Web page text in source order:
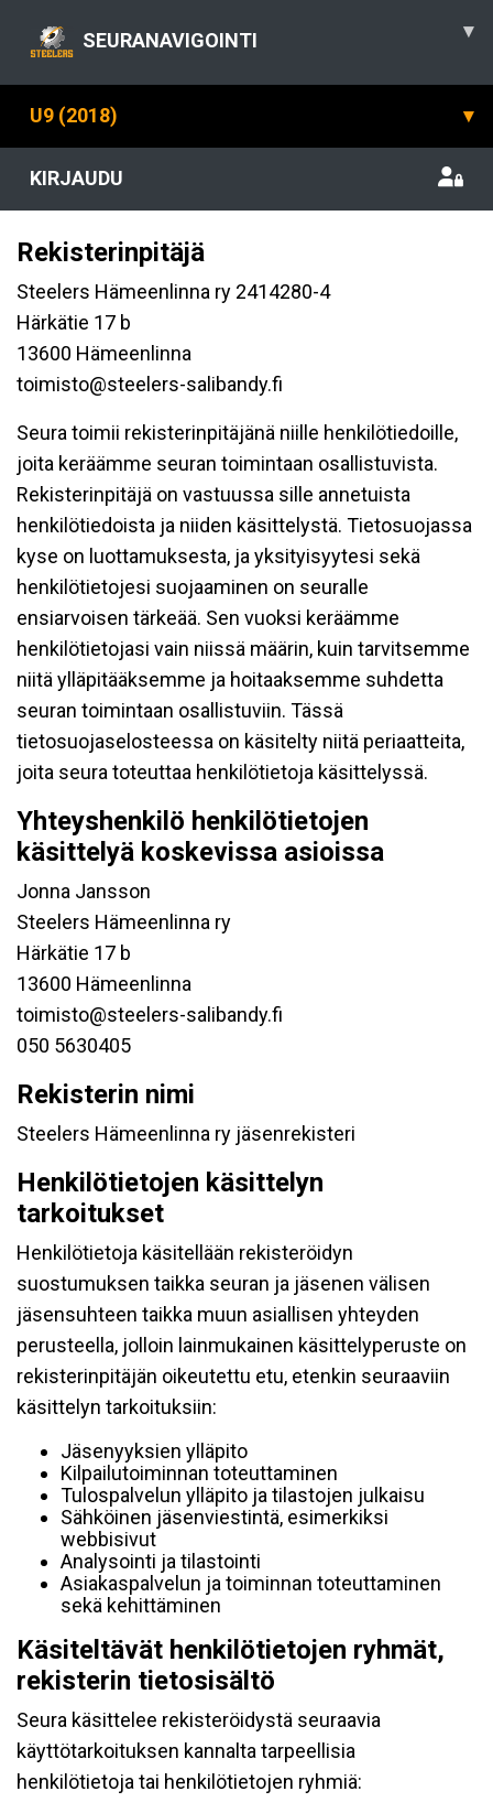
SEURANAVIGOINTI ▾
U9 (2018) ▾
KIRJAUDU
Rekisterinpitäjä
Steelers Hämeenlinna ry 2414280-4
Härkätie 17 b
13600 Hämeenlinna
toimisto@steelers-salibandy.fi
Seura toimii rekisterinpitäjänä niille henkilötiedoille,
joita keräämme seuran toimintaan osallistuvista.
Rekisterinpitäjä on vastuussa sille annetuista
henkilötiedoista ja niiden käsittelystä. Tietosuojassa
kyse on luottamuksesta, ja yksityisyytesi sekä
henkilötietojesi suojaaminen on seuralle
ensiarvoisen tärkeää. Sen vuoksi keräämme
henkilötietojasi vain niissä määrin, kuin tarvitsemme
niitä ylläpitääksemme ja hoitaaksemme suhdetta
seuran toimintaan osallistuviin. Tässä
tietosuojaselosteessa on käsitelty niitä periaatteita,
joita seura toteuttaa henkilötietoja käsittelyssä.
Yhteyshenkilö henkilötietojen
käsittelyä koskevissa asioissa
Jonna Jansson
Steelers Hämeenlinna ry
Härkätie 17 b
13600 Hämeenlinna
toimisto@steelers-salibandy.fi
050 5630405
Rekisterin nimi
Steelers Hämeenlinna ry jäsenrekisteri
Henkilötietojen käsittelyn
tarkoitukset
Henkilötietoja käsitellään rekisteröidyn
suostumuksen taikka seuran ja jäsenen välisen
jäsensuhteen taikka muun asiallisen yhteyden
perusteella, jolloin lainmukainen käsittelyperuste on
rekisterinpitäjän oikeutettu etu, etenkin seuraaviin
käsittelyn tarkoituksiin:
Jäsenyyksien ylläpito
Kilpailutoiminnan toteuttaminen
Tulospalvelun ylläpito ja tilastojen julkaisu
Sähköinen jäsenviestintä, esimerkiksi
webbisivut
Analysointi ja tilastointi
Asiakaspalvelun ja toiminnan toteuttaminen
sekä kehittäminen
Käsiteltävät henkilötietojen ryhmät,
rekisterin tietosisältö
Seura käsittelee rekisteröidystä seuraavia
käyttötarkoituksen kannalta tarpeellisia
henkilötietoja tai henkilötietojen ryhmiä: